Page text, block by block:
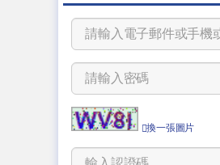
換一張圖片